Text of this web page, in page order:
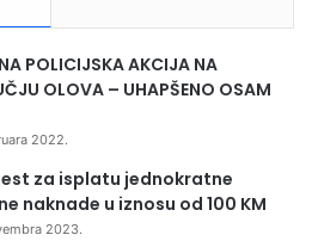
POLICIJSKA AKCIJA NA
OLOVA – UHAPŠENO OSAM
2022.
za isplatu jednokratne
naknade u iznosu od 100 KM
2023.